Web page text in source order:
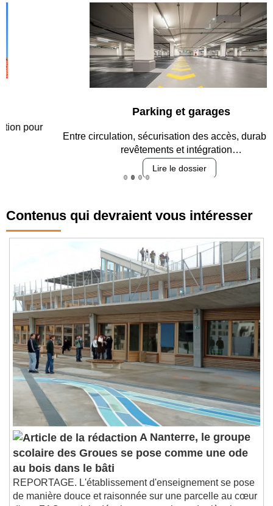
Parking et garages
Entre circulation, sécurisation des accès, durabilité des
revêtements et intégration…
Lire le dossier
Contenus qui devraient vous intéresser
A Nanterre, le groupe
scolaire des Groues se pose comme une ode
au bois dans le bâti
REPORTAGE. L'établissement d'enseignement se pose